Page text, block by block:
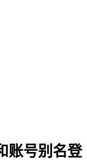
账号别名登